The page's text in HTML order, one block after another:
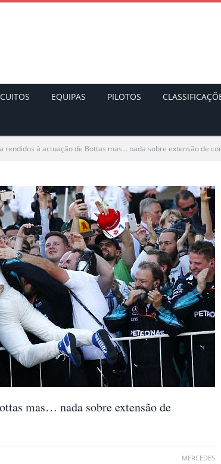
EQUIPAS PILOTOS
rendidos à actuação de Bottas mas… nada sobre extensão de
mas… nada sobre extensão de
MERCEDES